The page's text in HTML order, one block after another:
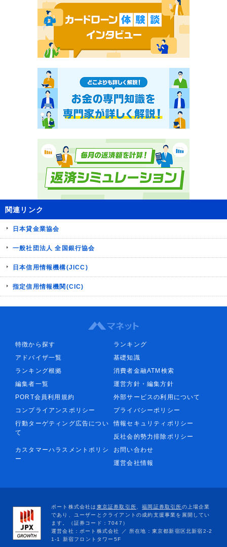
関連リンク
日本貸金業協会
一般社団法人 全国銀行協会
日本信用情報機構(JICC)
指定信用情報機関(CIC)
特徴から探す
ランキング
アドバイザ一覧
基礎知識
ランキング根拠
消費者金融ATM検索
編集者一覧
運営方針・編集方針
PORT会員利用規約
外部サービスの利用について
コンプライアンスポリシー
プライバシーポリシー
行動ターゲティング広告につい
て
情報セキュリティポリシー
反社会的勢力排除ポリシー
カスタマーハラスメントポリシ
ー
お問い合わせ
運営会社情報